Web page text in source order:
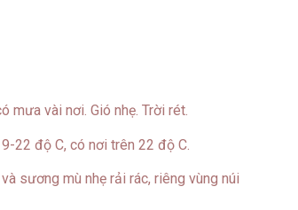
mưa vài nơi. Gió nhẹ. Trời rét.
22 độ C, có nơi trên 22 độ C.
sương mù nhẹ rải rác, riêng vùng núi